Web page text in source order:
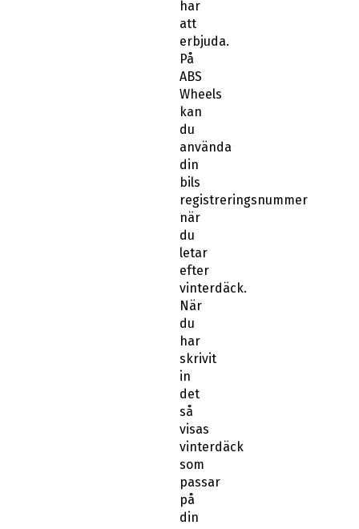
att
erbjuda.
På
ABS
Wheels
kan
du
använda
din
bils
registreringsnummer
när
du
letar
efter
vinterdäck.
När
du
har
skrivit
in
det
så
visas
vinterdäck
som
passar
på
din
Peugeot